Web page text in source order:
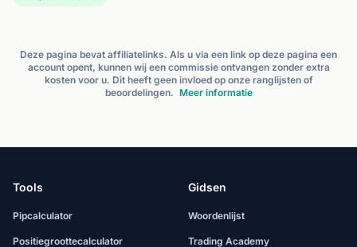
Deze pagina bevat affiliatelinks. Als u via een link op deze pagina een
account opent, kunnen wij een commissie ontvangen zonder extra
kosten voor u. Dit heeft geen invloed op onze ranglijsten of
beoordelingen. Meer informatie
Tools
Pipcalculator
Positiegroottecalculator
Gidsen
Woordenlijst
Trading Academy